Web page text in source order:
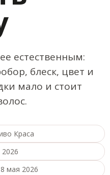
естественным:
блеск, цвет и
мало и стоит
Краса
мая 2026